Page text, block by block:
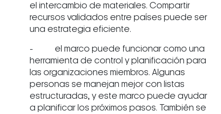
el intercambio de materiales. Compartir
recursos validados entre países puede ser
una estrategia eficiente.
- el marco puede funcionar como una
herramienta de control y planificación para
las organizaciones miembros. Algunas
personas se manejan mejor con listas
estructuradas, y este marco puede ayudar
a planificar los próximos pasos. También se